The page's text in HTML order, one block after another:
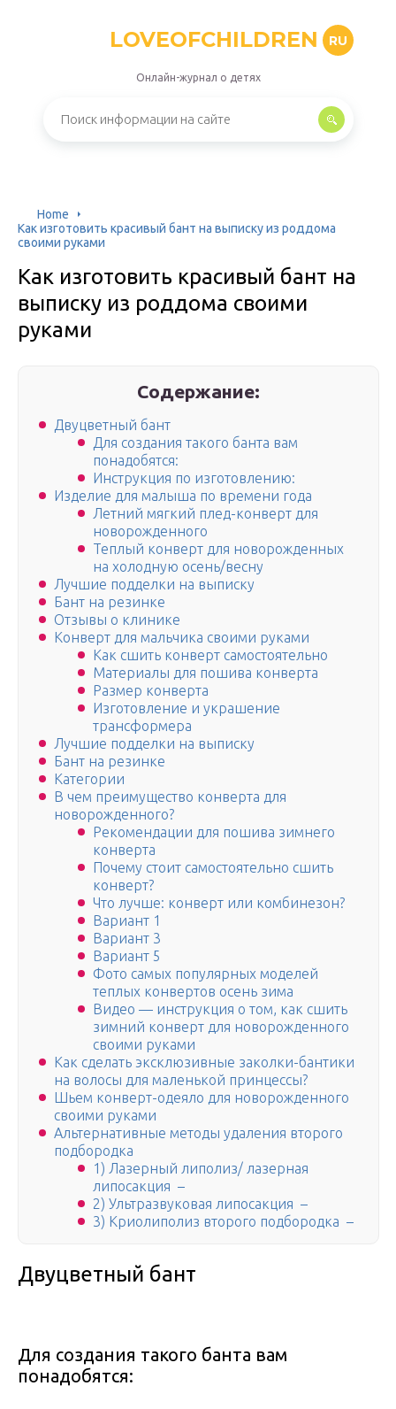
LOVEOFCHILDREN RU
Онлайн-журнал о детях
Home
Как изготовить красивый бант на выписку из роддома
своими руками
Как изготовить красивый бант на
выписку из роддома своими
руками
Содержание:
Двуцветный бант
Для создания такого банта вам
понадобятся:
Инструкция по изготовлению:
Изделие для малыша по времени года
Летний мягкий плед-конверт для
новорожденного
Теплый конверт для новорожденных
на холодную осень/весну
Лучшие подделки на выписку
Бант на резинке
Отзывы о клинике
Конверт для мальчика своими руками
Как сшить конверт самостоятельно
Материалы для пошива конверта
Размер конверта
Изготовление и украшение
трансформера
Лучшие подделки на выписку
Бант на резинке
Категории
В чем преимущество конверта для
новорожденного?
Рекомендации для пошива зимнего
конверта
Почему стоит самостоятельно сшить
конверт?
Что лучше: конверт или комбинезон?
Вариант 1
Вариант 3
Вариант 5
Фото самых популярных моделей
теплых конвертов осень зима
Видео — инструкция о том, как сшить
зимний конверт для новорожденного
своими руками
Как сделать эксклюзивные заколки-бантики
на волосы для маленькой принцессы?
Шьем конверт-одеяло для новорожденного
своими руками
Альтернативные методы удаления второго
подбородка
1) Лазерный липолиз/ лазерная
липосакция –
2) Ультразвуковая липосакция –
3) Криолиполиз второго подбородка –
Двуцветный бант
Для создания такого банта вам
понадобятся: